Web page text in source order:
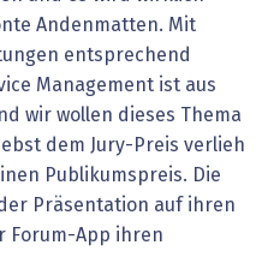
Andenmatten. Mit
entsprechend
Management ist aus
wir wollen dieses Thema
dem Jury-Preis verlieh
Publikumspreis. Die
Präsentation auf ihren
Forum-App ihren